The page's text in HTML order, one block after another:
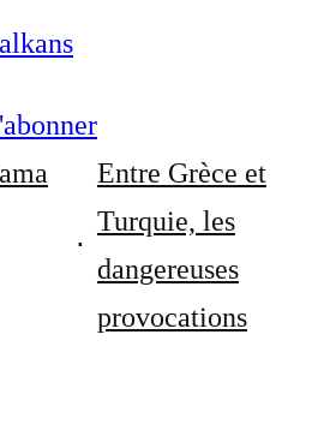
Entre Grèce et
Turquie, les
dangereuses
provocations